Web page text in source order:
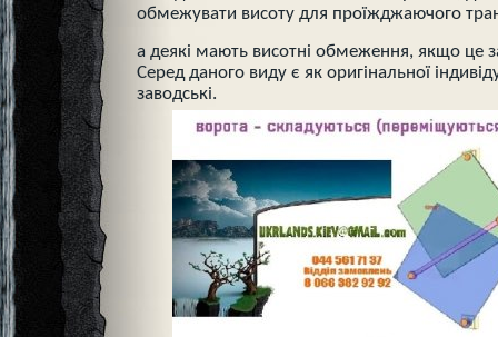
обмежувати висоту для проїжджаючого
а деякі мають висотні обмеження, якщо це
Серед даного виду є як оригінальної
заводські.